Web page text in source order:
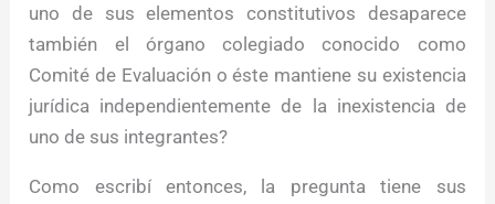
uno de sus elementos constitutivos desaparece
también el órgano colegiado conocido como
Comité de Evaluación o éste mantiene su existencia
jurídica independientemente de la inexistencia de
uno de sus integrantes?
Como escribí entonces, la pregunta tiene sus